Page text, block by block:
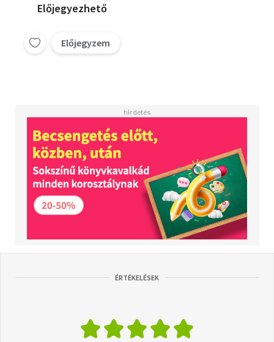
Előjegyezhető
Előjegyzem
ÉRTÉKELÉSEK